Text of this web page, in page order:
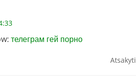
телеграм гей порно
Atsakyti